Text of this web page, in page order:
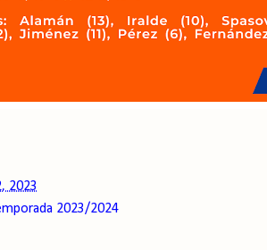
2023
2023/2024